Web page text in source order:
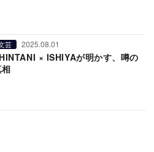
芸 2025.08.01
× ISHIYAが明かす、噂の